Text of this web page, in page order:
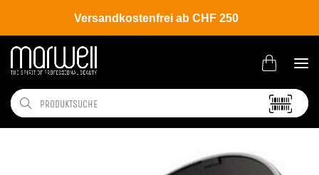
Versandkostenfrei ab CHF 250
Shop Brands GA.MA